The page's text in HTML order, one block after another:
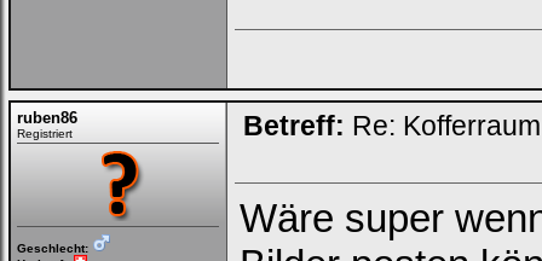
ruben86
Registriert
Geschlecht:
Betreff: Re:
Wäre super